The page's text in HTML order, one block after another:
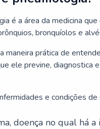
é a área da medicina
bronquíolos e
maneira prática de
ele previne, diagnostica
e condições
doença no qual há a